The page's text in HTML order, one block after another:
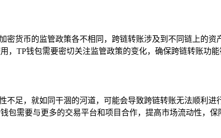
货币的监管政策各不相同，跨链转账涉及到不同链上的
TP钱包需要密切关注监管政策的变化，确保跨链转账功能
足，就如同干涸的河道，可能会导致跨链转账无法顺利
需要与更多的交易平台和项目合作，提高市场流动性，保